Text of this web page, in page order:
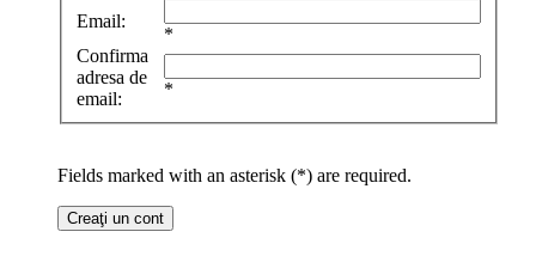
Email:
*
Confirma
adresa de
email:
*
Fields marked with an asterisk (*) are required.
Creaţi un cont